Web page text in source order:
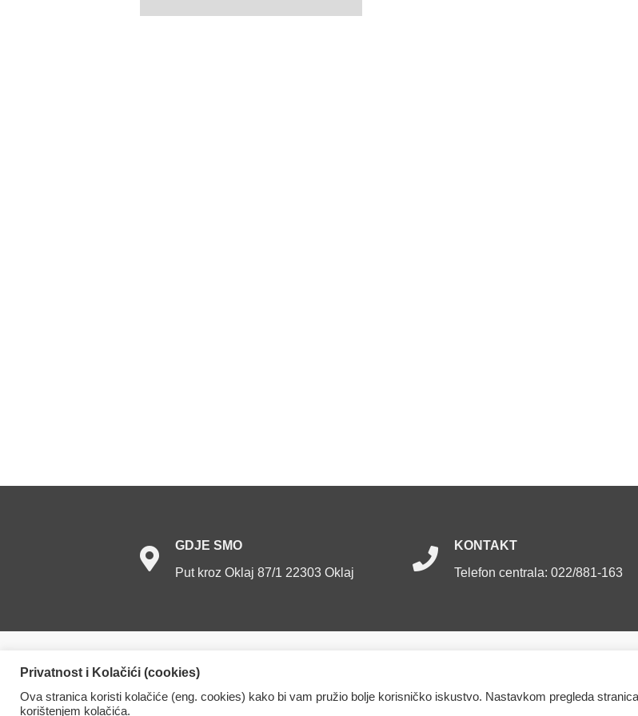
GDJE SMO
Put kroz Oklaj 87/1 22303 Oklaj
KONTAKT
Telefon centrala: 022/881-163
Dom za starije osobe Oklaj. Sva prava pridržana.
Privatnost i Kolačići (cookies)
Ova stranica koristi kolačiće (eng. cookies) kako bi vam pružio bolje korisničko iskustvo. Nastavkom pregleda
korištenjem kolačića.